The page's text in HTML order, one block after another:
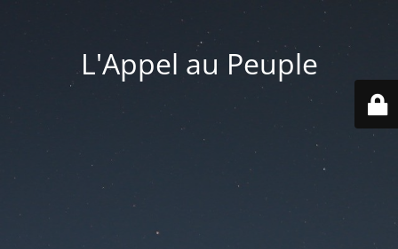
L'Appel au Peuple